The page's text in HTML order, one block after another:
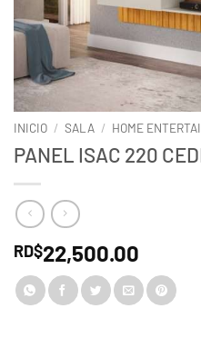
INICIO / SALA / HOME
PANEL ISAC 220
RD$22,500.00